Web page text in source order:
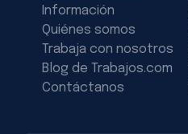
Información
Quiénes somos
Trabaja con nosotros
Blog de Trabajos.com
Contáctanos